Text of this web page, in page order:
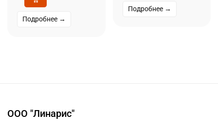
Подробнее →
Подробнее →
ООО "Линарис"